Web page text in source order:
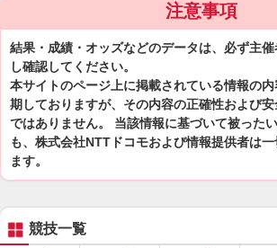
注意事項
結果・成績・オッズなどのデータは、必ず主
し確認してください。
本サイトのページ上に掲載されている情報の
期しておりますが、その内容の正確性および
ではありません。 当該情報に基づいて被った
も、株式会社NTTドコモおよび情報提供者は
ます。
競技一覧